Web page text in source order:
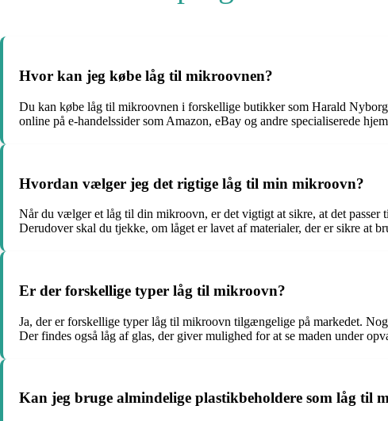
Hvor kan jeg købe låg til mikroovnen?
Du kan købe låg til mikroovnen i forskellige butikker som Harald
online på e-handelssider som Amazon, eBay og andre specialiserede
Hvordan vælger jeg det rigtige låg til min mikroovn?
Når du vælger et låg til din mikroovn, er det vigtigt at sikre, at det
Derudover skal du tjekke, om låget er lavet af materialer, der er sikre at
Er der forskellige typer låg til mikroovn?
Ja, der er forskellige typer låg til mikroovn tilgængelige på markedet.
Der findes også låg af glas, der giver mulighed for at se maden under
Kan jeg bruge almindelige plastikbeholdere som låg til